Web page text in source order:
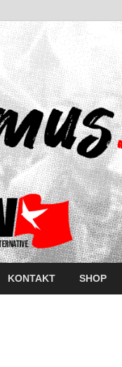
KONTAKT SHOP